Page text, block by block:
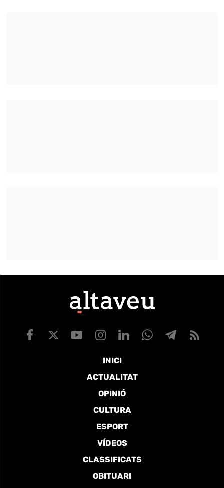
INICI
ACTUALITAT
OPINIÓ
CULTURA
ESPORT
VÍDEOS
CLASSIFICATS
OBITUARI